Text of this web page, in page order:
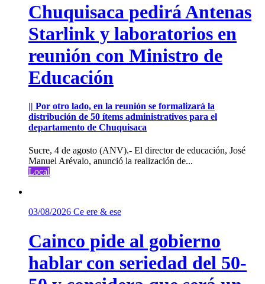
Chuquisaca pedirá Antenas
Starlink y laboratorios en
reunión con Ministro de
Educación
|| Por otro lado, en la reunión se formalizará la
distribución de 50 ítems administrativos para el
departamento de Chuquisaca
Sucre, 4 de agosto (ANV).- El director de educación, José
Manuel Arévalo, anunció la realización de...
Local
03/08/2026 Ce ere & ese
Cainco pide al gobierno
hablar con seriedad del 50-